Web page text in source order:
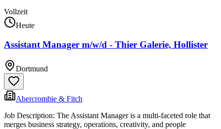
Vollzeit
Heute
Assistant Manager m/w/d - Thier Galerie, Hollister
Dortmund
Abercrombie & Fitch
Job Description: The Assistant Manager is a multi-faceted role that
merges business strategy, operations, creativity, and people